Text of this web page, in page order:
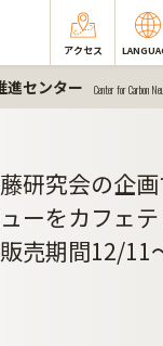
アクセス
進センター Center for Carbon
研究会の企
ーをカフェ
売期間12/11